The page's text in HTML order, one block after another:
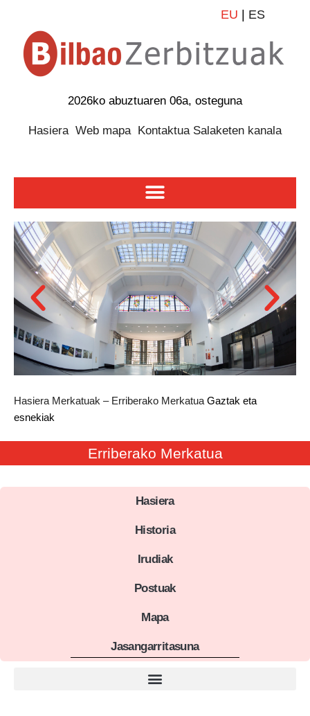
EU ES
2026ko abuztuaren 06a, osteguna
Hasiera Web mapa Kontaktua Salaketen kanala
Hasiera Merkatuak – Erriberako Merkatua Gaztak eta
esnekiak
Erriberako Merkatua
Hasiera
Historia
Irudiak
Postuak
Mapa
Jasangarritasuna